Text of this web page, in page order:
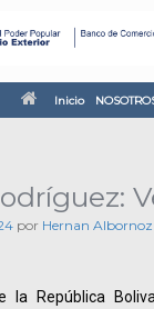
Inicio
por Hernan Albornoz
la República